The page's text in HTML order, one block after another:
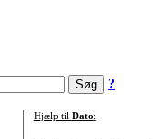
?
Hjælp til Dato: